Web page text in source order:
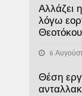
Αλλάζει
λόγω
Θεοτόκου
6
Θέση